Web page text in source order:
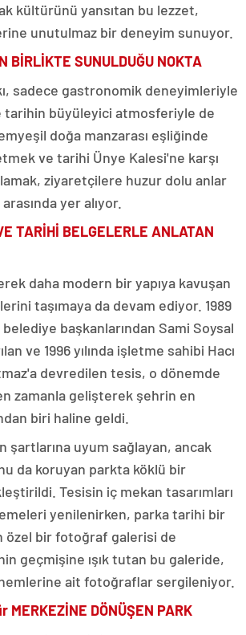
kültürünü yansıtan bu lezzet,
unutulmaz bir deneyim sunuyor.
BİRLİKTE SUNULDUĞU NOKTA
sadece gastronomik deneyimleriyle
tarihin büyüleyici atmosferiyle de
doğa manzarası eşliğinde
ve tarihi Ünye Kalesi'ne karşı
ziyaretçilere huzur dolu anlar
yer alıyor.
TARİHİ BELGELERLE ANLATAN
daha modern bir yapıya kavuşan
taşımaya da devam ediyor. 1989
belediye başkanlarından Sami Soysal
ve 1996 yılında işletme sahibi Hacı
devredilen tesis, o dönemde
zamanla gelişterek şehrin en
biri haline geldi.
şartlarına uyum sağlayan, ancak
da koruyan parkta köklü bir
Tesisin iç mekan tasarımları
yenilenirken, parka tarihi bir
özel bir fotoğraf galerisi de
geçmişine ışık tutan bu galeride,
ait fotoğraflar sergileniyor.
MERKEZİNE DÖNÜŞEN PARK